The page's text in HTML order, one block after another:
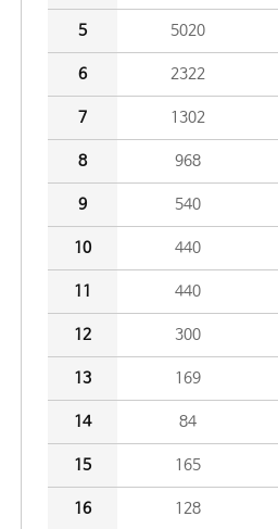
5 5020
6 2322
7 1302
8 968
9 540
10 440
11 440
12 300
13 169
14 84
15 165
16 128